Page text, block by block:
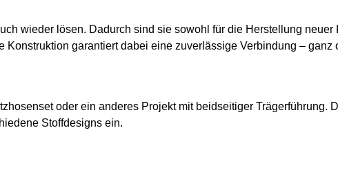
wieder lösen. Dadurch sind sie sowohl für die Herstellung neuer
garantiert dabei eine zuverlässige Verbindung – ganz
oder ein anderes Projekt mit beidseitiger Trägerführung.
Stoffdesigns ein.